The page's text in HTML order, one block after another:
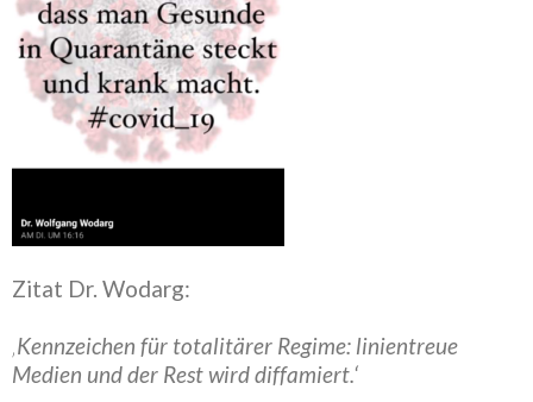
Zitat Dr. Wodarg:
‚Kennzeichen für totalitärer Regime: linientreue
Medien und der Rest wird diffamiert.‘